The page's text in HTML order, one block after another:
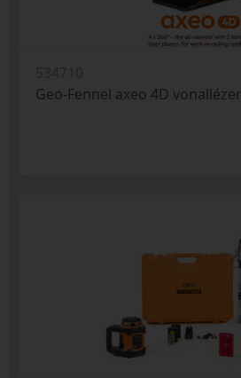
Geo-Fennel axeo 4D vonallézer